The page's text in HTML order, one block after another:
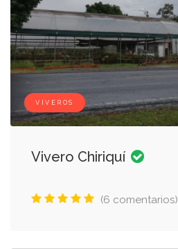
VIVEROS
Vivero Chiriquí
(6 comentarios)